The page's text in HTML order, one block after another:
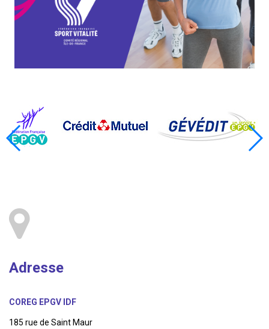
Adresse
COREG EPGV IDF
185 rue de Saint Maur